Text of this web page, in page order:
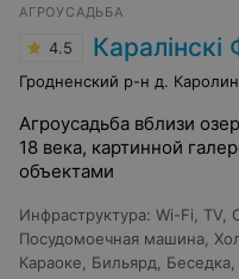
АГРОУСАДЬБА
4.5 Каралінскі
Гродненский р-н д.
Агроусадьба вблизи
18 века, картинной
объектами
Инфраструктура: Wi-Fi TV
Посудомоечная машина
Караоке
Бильярд Беседка